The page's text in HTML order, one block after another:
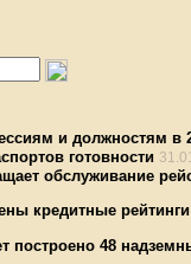
и должностям в
готовности
обслуживание
кредитные
построено 48